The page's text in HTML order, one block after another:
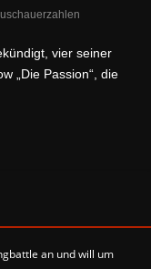
vier seiner
„Die Passion“, die
an und will um